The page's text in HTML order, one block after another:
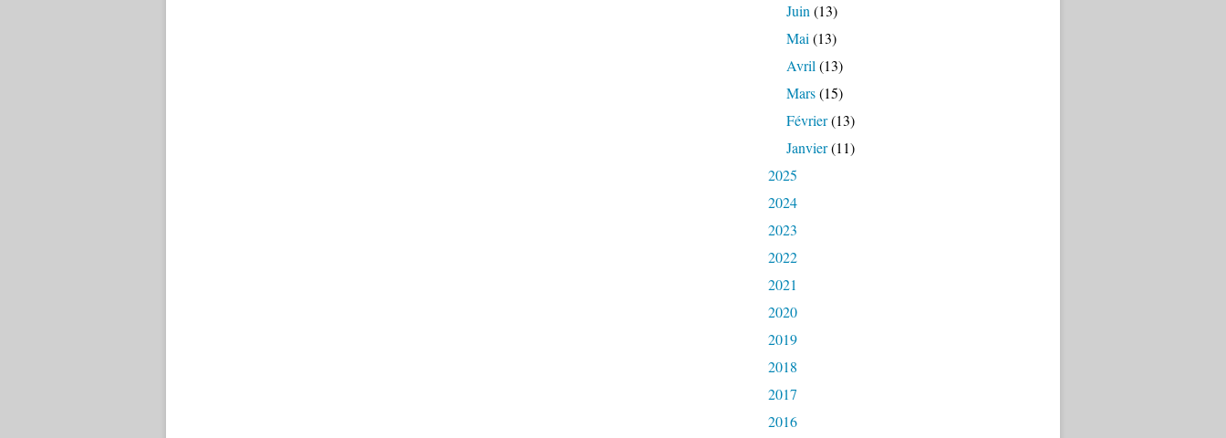
Juin (13)
Mai (13)
Avril (13)
Mars(15)
Février(13)
Janvier(11)
2025
2024
2023
2022
2021
2020
2019
2018
2017
2016